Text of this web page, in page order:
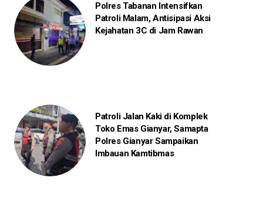
Polres Tabanan Intensifkan
Patroli Malam, Antisipasi Aksi
Kejahatan 3C di Jam Rawan
Patroli Jalan Kaki di Komplek
Toko Emas Gianyar, Samapta
Polres Gianyar Sampaikan
Imbauan Kamtibmas